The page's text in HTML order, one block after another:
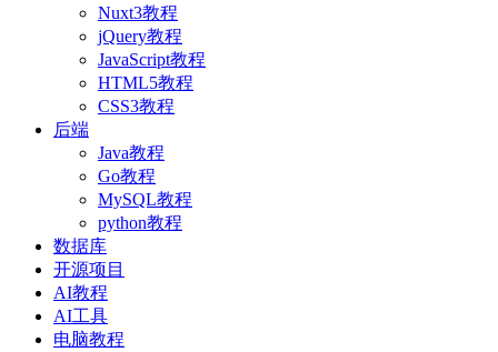
Nuxt3教程
jQuery教程
JavaScript教程
HTML5教程
CSS3教程
后端
Java教程
Go教程
MySQL教程
python教程
数据库
开源项目
AI教程
AI工具
电脑教程